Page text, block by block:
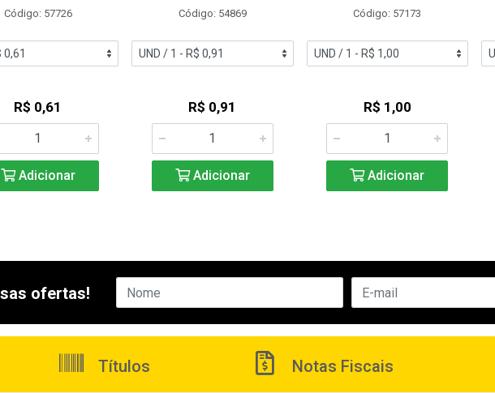
Código: 57726
R$ 0,61
Adicionar
Código: 54869
R$ 0,91
Adicionar
Código: 57173
R$ 1,00
Adicionar
ofertas!
Títulos Notas Fiscais